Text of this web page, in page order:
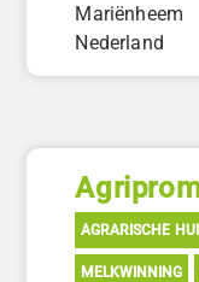
Mariënheem
Nederland
AGRARISCHE
MELKWINNING